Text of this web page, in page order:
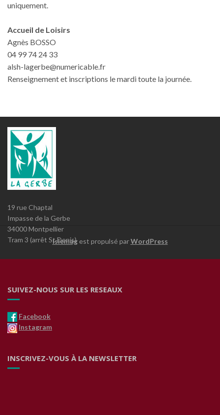
uniquement.
Accueil de Loisirs
Agnès BOSSO
04 99 74 24 33
alsh-lagerbe@numericable.fr
Renseignement et inscriptions le mardi toute la journée.
19 rue Chaptal
Impasse de la Gerbe
34000 Montpellier
Tram 3 (arrêt St Denis)
SUIVEZ-NOUS SUR LES RESEAUX
Facebook
Instagram
INSCRIVEZ-VOUS À LA NEWSLETTER
Islemagest propulsé parWordPress